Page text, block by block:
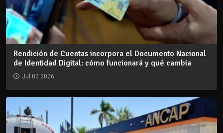
Rendición de Cuentas incorpora el Documento Nacional
de Identidad Digital: cómo funcionará y qué cambia
Jul 02 2026